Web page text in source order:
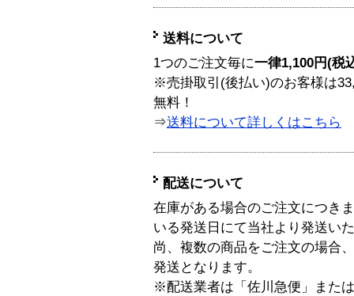
送料について
1つのご注文毎に一律1,100円(税
※売掛取引(後払い)のお客様は
無料！
⇒送料について詳しくはこちら
配送について
在庫がある場合のご注文につき
いる発送日にて当社より発送い
尚、複数の商品をご注文の場合
発送となります。
※配送業者は「佐川急便」また